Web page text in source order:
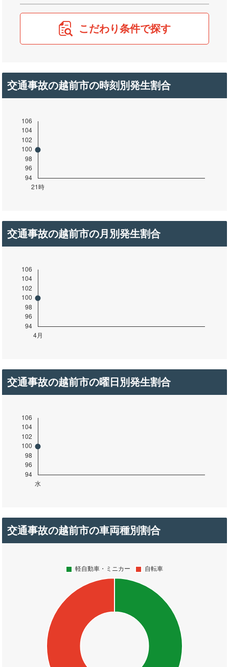
こだわり条件で探す
交通事故の越前市の時刻別発生割合
交通事故の越前市の月別発生割合
交通事故の越前市の曜日別発生割合
交通事故の越前市の車両種別割合